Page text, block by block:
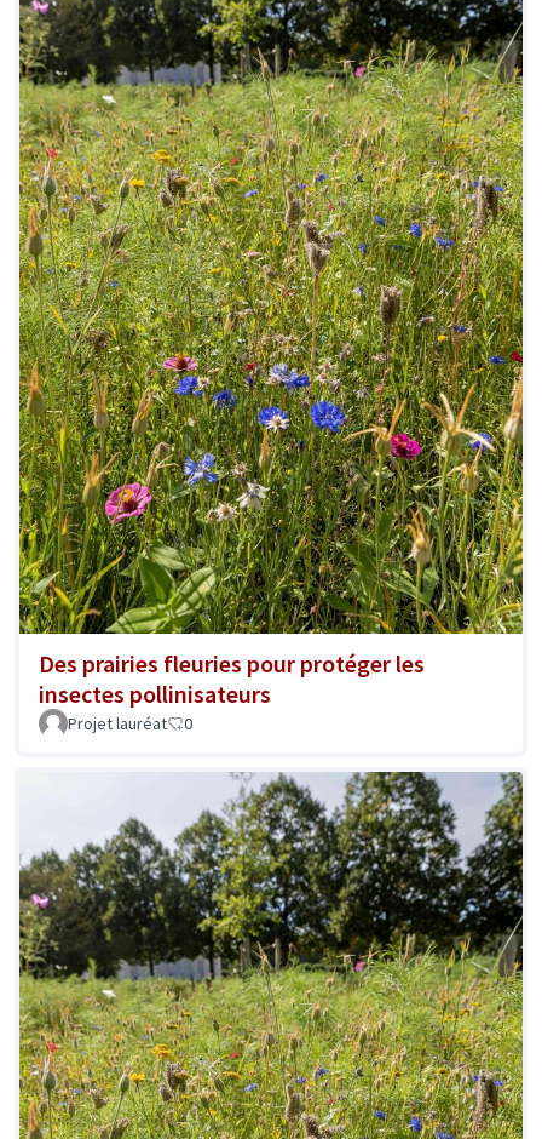
Des prairies fleuries pour protéger les
insectes pollinisateurs
Projet lauréat 0